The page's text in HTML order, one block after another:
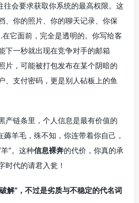
往会要求获取你系统的最高权限。这
、你的照片、你的聊天记录、你保
它面前，完全是透明的。你写给客
下一秒就出现在竞争对手的邮箱
片，可能被打包发布在某个阴暗的
、支付密码，更是别人砧板上的鱼
产链条里，个人信息是最有价值的
薅羊毛，殊不知，你连带着你自己，
”。这种信息裸奔的代价，你真的承
时代的请君入瓮！
解”，不过是劣质与不稳定的代名词